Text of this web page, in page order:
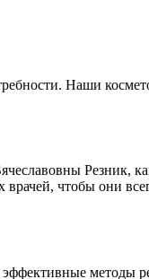
Наши
Резник,
чтобы они
эффективные методы